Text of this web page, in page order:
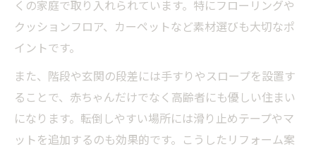
くの家庭で取り入れられています。特にフローリングや
クッションフロア、カーペットなど素材選びも大切なポ
イントです。
また、階段や玄関の段差には手すりやスロープを設置す
ることで、赤ちゃんだけでなく高齢者にも優しい住まい
になります。転倒しやすい場所には滑り止めテープやマ
ットを追加するのも効果的です。こうしたリフォーム案